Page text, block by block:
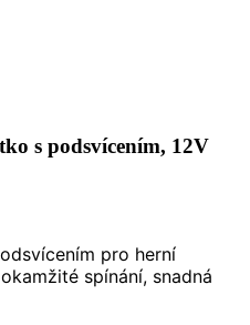
s podsvícením, 12V
pro herní
spínání, snadná